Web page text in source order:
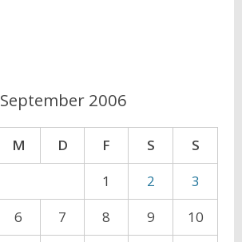
September 2006
M D F S
S
1
2
3
6 7 8 9
10